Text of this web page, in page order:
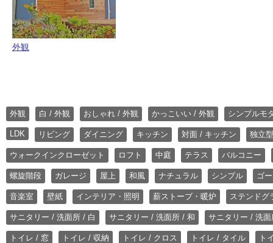
外観
外観 白 / 外観 おしゃれ / 外観 かっこいい / 外観 シンプルモ
LDK リビング ダイニング キッチン 対面 / キッチン 独立
ウォークインクローゼット ロフト 中庭 テラス バルコニー
螺旋階段 ガレージ 屋上 和風 ナチュラル シンプル ゴ
音楽室 壁紙 インテリア・照明 薪ストーブ・暖炉 ステンドグ
サニタリー / 洗面所 / 白 サニタリー / 洗面所 / 和 サニタリー / 洗
トイレ / 窓 トイレ / 収納 トイレ / クロス トイレ / タイル ト